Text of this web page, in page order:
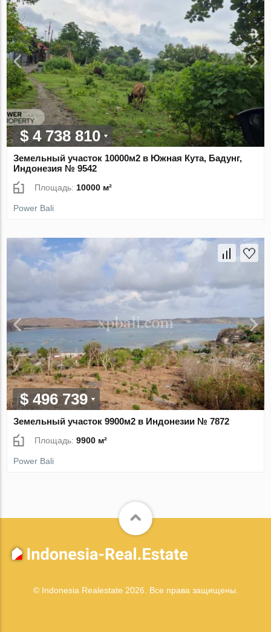
$ 4 738 810
Земельный участок 10000м2 в Южная Кута, Бадунг,
Индонезия № 9542
Площадь: 10000 м²
Power Bali
$ 496 739
Земельный участок 9900м2 в Индонезии № 7872
Площадь:9900 м²
Power Bali
© Indonesia Realestate 2026. Все права защищены.